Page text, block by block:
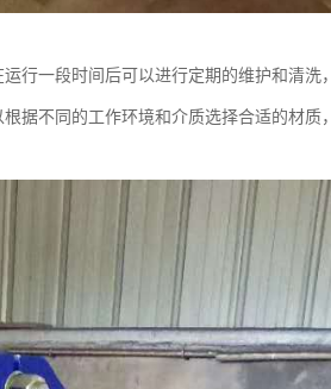
行一段时间后可以进行定期的维护和清洗，
据不同的工作环境和介质选择合适的材质，